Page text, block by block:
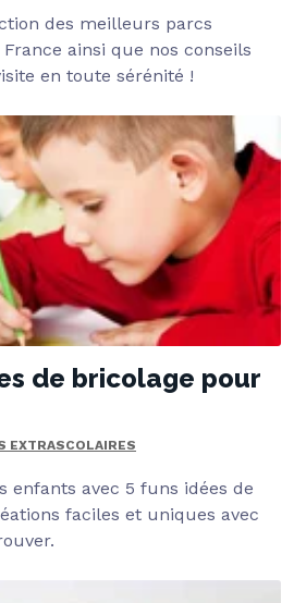
des meilleurs parcs
ainsi que nos conseils
en toute sérénité !
de bricolage pour
EXTRASCOLAIRES
enfants avec 5 funs idées de
faciles et uniques avec